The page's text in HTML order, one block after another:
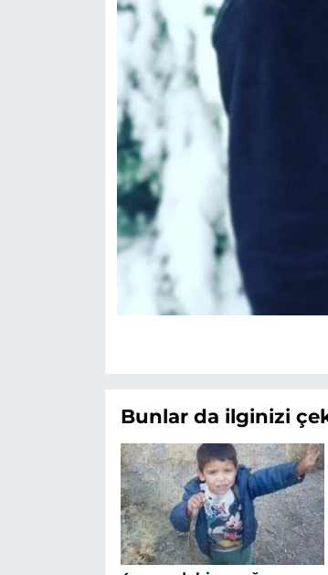
Bunlar da ilginizi